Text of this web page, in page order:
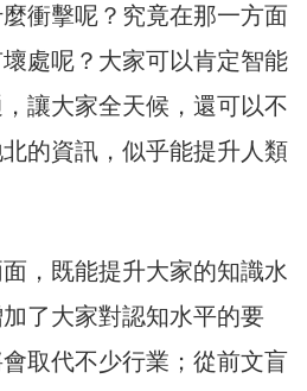
衝擊呢？究竟在那一方面
處呢？大家可以肯定智能
讓大家全天候，還可以不
的資訊，似乎能提升人類
，既能提升大家的知識水
了大家對認知水平的要
取代不少行業；從前文盲